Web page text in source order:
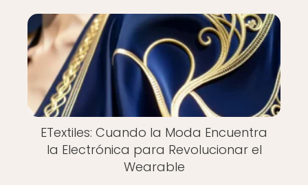
ETextiles: Cuando la Moda Encuentra
la Electrónica para Revolucionar el
Wearable